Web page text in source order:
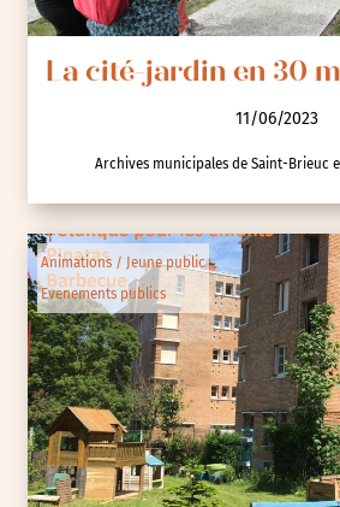
La cité-jardin en 30
11/06/2023
Archives municipales de Saint-Brieuc
Animations / Jeune public
Evenements publics